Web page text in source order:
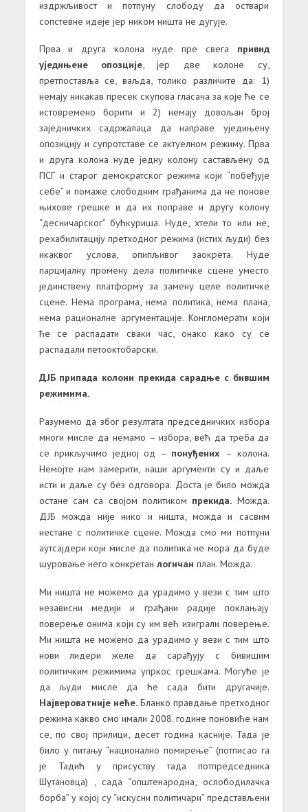
издржљивост и потпуну слободу да оствaри
сопстевне идеје јер ником ништа не дугује.
Прва и друга колона нуде пре свега привид
уједињене опозције, јер две колоне су,
претпоставља се, ваљда, толико различите да: 1)
немају никакав пресек скупова гласача за које ће се
истовремено борити и 2) немају довољан број
заједничких садржалаца да направе уједињену
опозицију и супротставе се актуелном режиму. Прва
и друга колона нуде једну колону састављену од
ПСГ и старог демократског режима који “побеђује
себе” и помаже слободним грађанима да не понове
њихове грешке и да их поправе и другу колону
“десничарског” бућкуриша. Нуде, хтели то или не,
рехабилитацију претходног режима (истих људи) без
икаквог услова, опипљивог заокрета. Нуде
парцијалну промену дела политичке сцене уместо
јединствену платформу за замену целе политичке
сцене. Нема програма, нема политика, нема плана,
нема рационалне аргументације. Конгломерати који
ће се распадати сваки час, онако како су се
распадали петооктобарски.
ДЈБ припада колони прекида сарадње с бившим
режимима.
Разумемо да због резултата председничких избора
многи мисле да немамо – избора, већ да треба да
се прикључимо једној од – понуђених – колона.
Немојте нам замерити, наши аргументи су и даље
исти и даље су без одговора. Доста је било можда
остане сам са својом политиком прекида. Можда.
ДЈБ можда није нико и ништа, можда и сасвим
нестане с политичке сцене. Можда смо ми потпуни
аутсајдери који мисле да политика не мора да буде
шуровање него конкретан логичан план. Можда.
Ми ништа не можемо да урадимо у вези с тим што
независни медији и грађани радије поклањају
поверење онима који су им већ изиграли поверење.
Ми ништа не можемо да урадимо у вези с тим што
нови лидери желе да сарађују с бивишим
политичким режимима упркос грешкама. Могуће је
да људи мисле да ће сада бити другачије.
Највероватније неће. Бланко правдање претходног
режима какво смо имали 2008. године поновиће нам
се, по свој прилици, десет година касније. Тада је
било у питању “национално помирење” (потписао га
је Тадић у присуству тада потпредседника
Шутановца) , сада “општенародна, ослободилачка
борба” у којој су “искусни политичари” представљени